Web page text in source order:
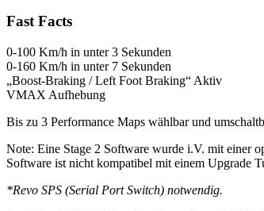
Fast Facts
0-100 Km/h in unter 3 Sekunden
0-160 Km/h in unter 7 Sekunden
„Boost-Braking / Left Foot Braking“ Aktiv
VMAX Aufhebung
Bis zu 3 Performance Maps wählbar und
Note: Eine Stage 2 Software wurde i.V. mit einer
Software ist nicht kompatibel mit einem Upgrade
*Revo SPS (Serial Port Switch) notwendig.